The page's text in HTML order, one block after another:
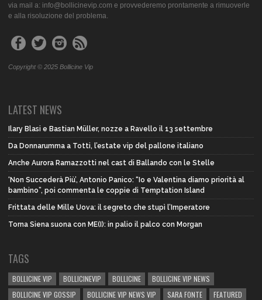
via mail a: info@bollicinevip.com e provvederemo prontamente a rimuoverle
e alla risoluzione del problema.
Copyright © 2025 Bollicine Vip
LATEST NEWS
Ilary Blasi e Bastian Müller, nozze a Ravello il 13 settembre
Da Donnarumma a Totti, l’estate vip del pallone italiano
Anche Aurora Ramazzotti nel cast di Ballando con le Stelle
‘Non Succederà Più’, Antonio Panico: “Io e Valentina diamo priorità al
bambino”, poi commenta le coppie di Temptation Island
Frittata delle Mille Uova: il segreto che stupì l’Imperatore
Torna Siena suona con ME(I): in palio il palco con Morgan
TAGS
BOLLICINE VIP BOLLICINEVIP BOLLICINE
BOLLICINE VIP NEWS
BOLLICINE VIP GOSSIP
BOLLICINE VIP NEWS VIP SARA FONTE FEATURED